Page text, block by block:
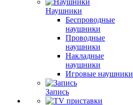
Наушники
Беспроводные
наушники
Проводные
наушники
Накладные
наушники
Игровые наушники
Запись